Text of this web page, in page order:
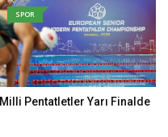
SPOR
Milli Pentatletler Yarı Finalde